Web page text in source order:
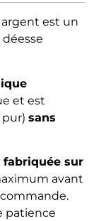
est un
déesse
et est
pur) sans
fabriquée sur
avant
patience